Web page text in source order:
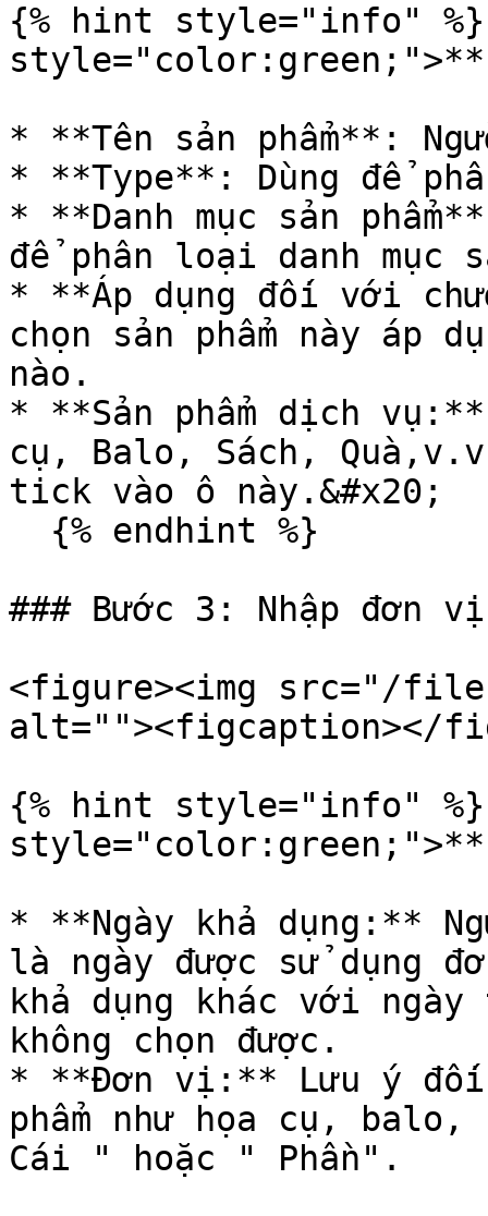
{% hint style="info" %}
* **Tên sản phẩm**:
* **Type**: Dùng để
* **Danh mục sản
để phân loại danh mục
* **Áp dụng đối với
chọn sản phẩm này áp
nào.
* **Sản phẩm dịch
cụ, Balo, Sách,
tick vào ô này.&#x20;
### Bước 3: Nhập đơn vị
<figure><img src="/files/
alt=""><figcaption></
{% hint style="info" %}
* **Ngày khả dụng:**
là ngày được sử dụng
khả dụng khác với
không chọn được.
* **Đơn vị:** Lưu ý
phẩm như họa cụ,
Cái " hoặc " Phần".